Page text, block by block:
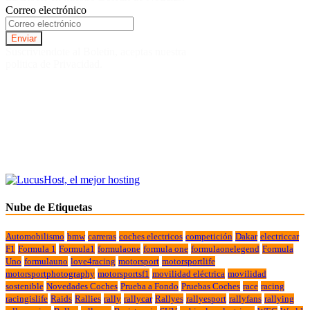
Correo electrónico
Nube de Etiquetas
Automobilismo bmw carreras coches electricos competición Dakar electriccar
F1 Formula 1 Formula1 formulaone formula one formulaonelegend Formula
Uno formulauno love4racing motorsport motorsportlife
motorsportphotography motorsportsf1 movilidad eléctrica movilidad
sostenible Novedades Coches Prueba a Fondo Pruebas Coches race racing
racingislife Raids Rallies rally rallycar Rallyes rallyesport rallyfans rallying